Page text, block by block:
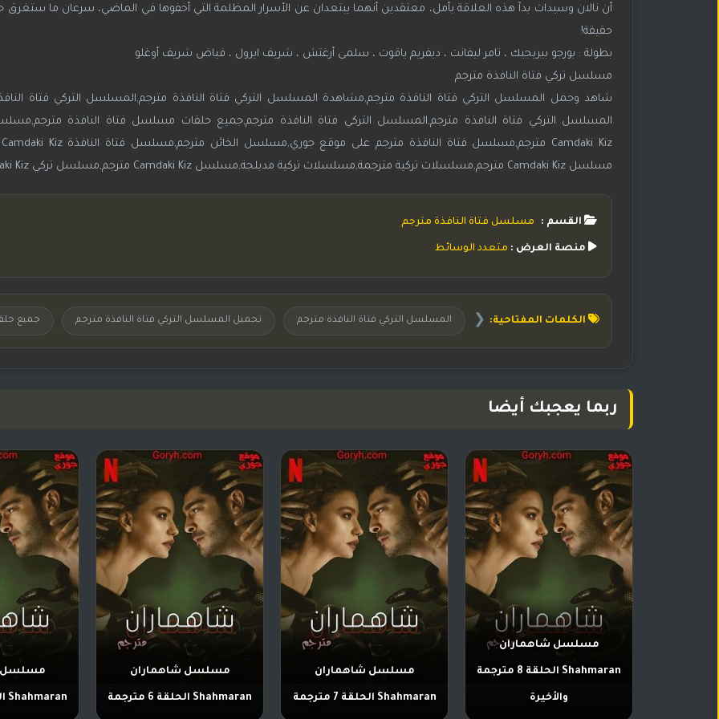
أن نالان وسيدات بدآ هذه العلاقة بأمل، معتقدين أنهما يبتعدان عن الأسرار المظلمة التي أخفوها في الماضي، سرعان ما
حقيقة!
بطولة : بورجو بيريجيك ، تامر ليفانت ، ديفريم ياقوت ، سلمى أرغتش ، شريف ايرول ، فياض شريف أوغلو
مسلسل تركي فتاة النافذة مترجم
شاهد وحمل المسلسل التركي فتاة النافذة مترجم,مشاهدة المسلسل التركي فتاة النافذة مترجم,المسلسل التركي فتاة
المسلسل التركي فتاة النافذة مترجم,المسلسل التركي فتاة النافذة مترجم,جميع حلقات مسلسل فتاة النافذة
مسلسل Camdaki Kiz مترجم,مسلسلات تركية مترجمة,مسلسلات تركية مدبلجة,مسلسل Camdaki Kiz مترجم,مسلسل تركي Camdaki Kiz مترجم
القسم : مسلسل فتاة النافذة مترجم
منصة العرض : متعدد الوسائط
الكلمات المفتاحية: ❮ المسلسل التركي فتاة النافذة مترجم تحميل المسلسل التركي فتاة النافذة مترجم جميع
ربما يعجبك أيضا
مسلسل شاهماران
Shahmaran الحلقة 8 مترجمة
والأخيرة
مسلسل شاهماران
Shahmaran الحلقة 7 مترجمة
مسلسل شاهماران
Shahmaran الحلقة 6 مترجمة
مسلسل
Shahmaran الحلقة 5 مترجمة